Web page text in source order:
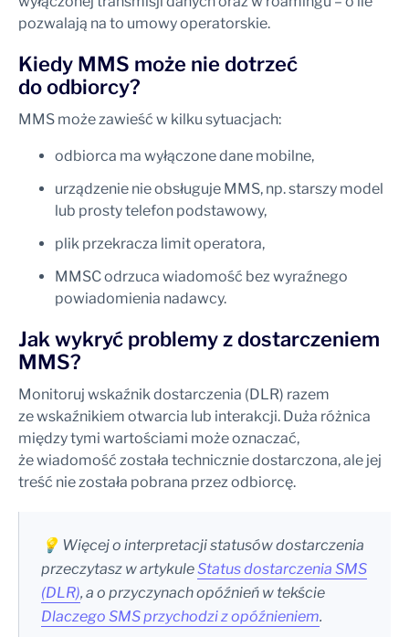
pozwalają na to umowy operatorskie.
Kiedy MMS może nie dotrzeć
do odbiorcy?
MMS może zawieść w kilku sytuacjach:
odbiorca ma wyłączone dane mobilne,
urządzenie nie obsługuje MMS, np. starszy model
lub prosty telefon podstawowy,
plik przekracza limit operatora,
MMSC odrzuca wiadomość bez wyraźnego
powiadomienia nadawcy.
Jak wykryć problemy z dostarczeniem
MMS?
Monitoruj wskaźnik dostarczenia (DLR) razem
ze wskaźnikiem otwarcia lub interakcji. Duża różnica
między tymi wartościami może oznaczać,
że wiadomość została technicznie dostarczona, ale jej
treść nie została pobrana przez odbiorcę.
💡 Więcej o interpretacji statusów dostarczenia
przeczytasz w artykuleStatus dostarczenia SMS
(DLR), a o przyczynach opóźnień w tekście
Dlaczego SMS przychodzi z opóźnieniem.